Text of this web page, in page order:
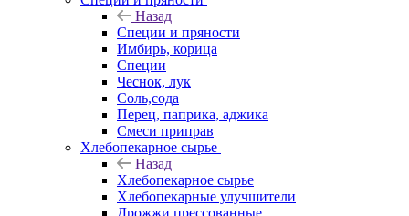
Назад
Специи и пряности
Имбирь, корица
Специи
Чеснок, лук
Соль,сода
Перец, паприка, аджика
Смеси приправ
Хлебопекарное сырье
Назад
Хлебопекарное сырье
Хлебопекарные улучшители
Дрожжи прессованные